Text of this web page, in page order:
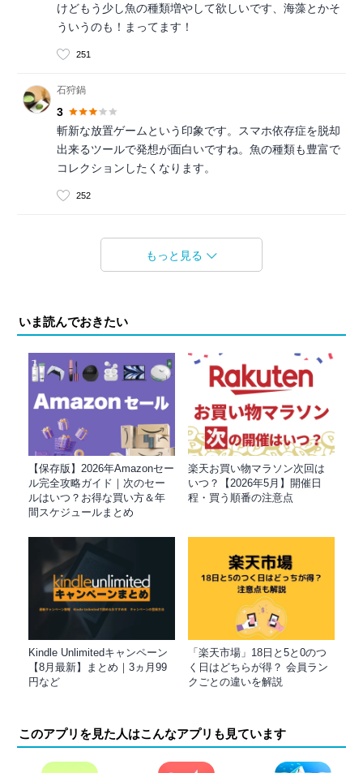
けどもう少し魚の種類増やして欲しいです、海藻とかそ
ういうのも！まってます！
251
石狩鍋
3
斬新な放置ゲームという印象です。スマホ依存症を脱却
出来るツールで発想が面白いですね。魚の種類も豊富で
コレクションしたくなります。
252
もっと見る
いま読んでおきたい
【保存版】2026年Amazonセー
ル完全攻略ガイド｜次のセー
ルはいつ？お得な買い方＆年
間スケジュールまとめ
楽天お買い物マラソン次回は
いつ？【2026年5月】開催日
程・買う順番の注意点
Kindle Unlimitedキャンペーン
【8月最新】まとめ｜3ヵ月99
円など
「楽天市場」18日と5と0のつ
く日はどちらが得？ 会員ラン
クごとの違いを解説
このアプリを見た人はこんなアプリも見ています